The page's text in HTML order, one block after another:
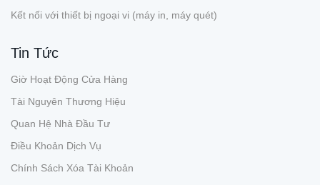
Kết nối với thiết bị ngoại vi (máy in, máy quét)
Tin Tức
Giờ Hoạt Động Cửa Hàng
Tài Nguyên Thương Hiệu
Quan Hệ Nhà Đầu Tư
Điều Khoản Dịch Vụ
Chính Sách Xóa Tài Khoản